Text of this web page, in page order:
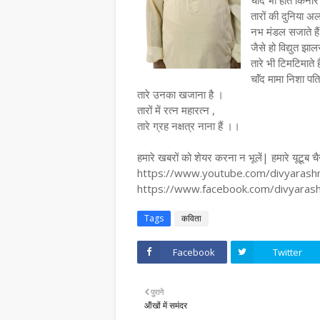
तारों की दुनिया
नभ मंडल सजाते
जैसे हो विद्युत
तारे भी
चाॅंद मामा निशा
तारे उनका खजाना है ।
तारों में रत्न महारत्न ,
तारे ग्रह नक्षत्र नाना हैं ।।
हमारे खबरों को शेयर करना न भूलें| हमारे
https://www.youtube.com/
https://www.facebook.com/
Tags कविता
Facebook Twitter
पुराने
ऑंखों में समंदर